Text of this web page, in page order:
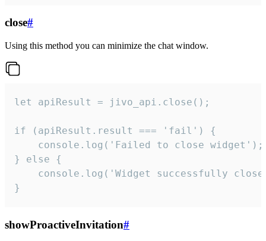
close#
Using this method you can minimize the chat window.
let apiResult = jivo_api.close();
if (apiResult.result === 'fail') {
    console.log('Failed to close widget');
} else {
console.log('Widget successfully
}
showProactiveInvitation#